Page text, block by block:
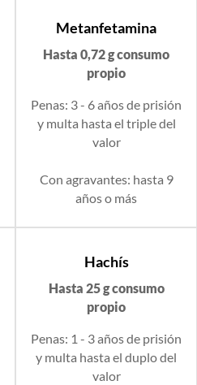
Metanfetamina
Hasta 0,72 g consumo
propio
Penas: 3 - 6 años de prisión
y multa hasta el triple del
valor
Con agravantes: hasta 9
años o más
Hachís
Hasta 25 g consumo
propio
Penas: 1 - 3 años de prisión
y multa hasta el duplo del
valor